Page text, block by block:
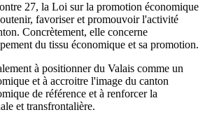
27, la Loi sur la promotion économique
favoriser et promouvoir l'activité
Concrètement, elle concerne
du tissu économique et sa promotion.
à positionner du Valais comme un
et à accroitre l'image du canton
de référence et à renforcer la
et transfrontalière.